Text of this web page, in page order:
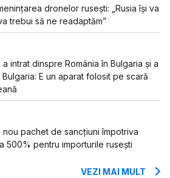
dronelor rusești: „Rusia își va
trebui să ne readaptăm”
intrat dinspre România în Bulgaria și a
E un aparat folosit pe scară
nou pachet de sancțiuni împotriva
500% pentru importurile rusești
VEZI MAI MULT